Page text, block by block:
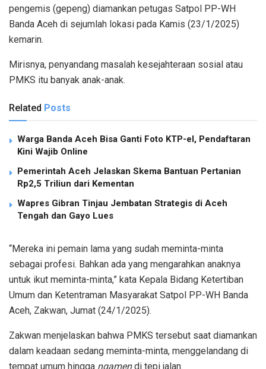
pengemis (gepeng) diamankan petugas Satpol PP-WH
Banda Aceh di sejumlah lokasi pada Kamis (23/1/2025)
kemarin.
Mirisnya, penyandang masalah kesejahteraan sosial atau
PMKS itu banyak anak-anak.
Related Posts
Warga Banda Aceh Bisa Ganti Foto KTP-el, Pendaftaran
Kini Wajib Online
Pemerintah Aceh Jelaskan Skema Bantuan Pertanian
Rp2,5 Triliun dari Kementan
Wapres Gibran Tinjau Jembatan Strategis di Aceh
Tengah dan Gayo Lues
“Mereka ini pemain lama yang sudah meminta-minta
sebagai profesi. Bahkan ada yang mengarahkan anaknya
untuk ikut meminta-minta,” kata Kepala Bidang Ketertiban
Umum dan Ketentraman Masyarakat Satpol PP-WH Banda
Aceh, Zakwan, Jumat (24/1/2025).
Zakwan menjelaskan bahwa PMKS tersebut saat diamankan
dalam keadaan sedang meminta-minta, menggelandang di
tempat umum hingga ngamendi tepi jalan.